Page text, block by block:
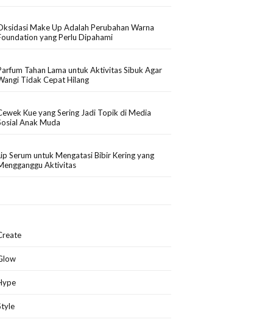
Make Up Adalah Perubahan Warna
yang Perlu Dipahami
Tahan Lama untuk Aktivitas Sibuk Agar
Tidak Cepat Hilang
Kue yang Sering Jadi Topik di Media
Anak Muda
Serum untuk Mengatasi Bibir Kering yang
Aktivitas